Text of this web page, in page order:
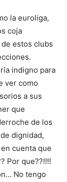
la euroliga,
coja
estos clubs
indigno para
ver como
a sus
que
de los
dignidad,
cuenta que
Por que??!!!!
No tengo